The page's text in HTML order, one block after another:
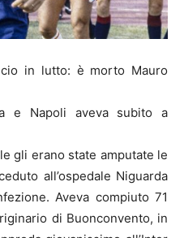
in lutto: è morto Mauro
e Napoli aveva subito a
gli erano state amputate le
all’ospedale Niguarda
Aveva compiuto 71
di Buonconvento, in